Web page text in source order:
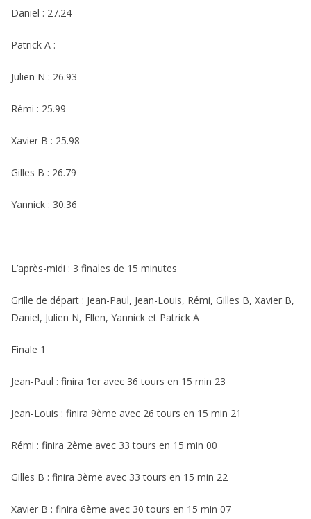
Daniel : 27.24
Patrick A : —
Julien N : 26.93
Rémi : 25.99
Xavier B : 25.98
Gilles B : 26.79
Yannick : 30.36
L’après-midi : 3 finales de 15 minutes
Grille de départ : Jean-Paul, Jean-Louis, Rémi, Gilles B, Xavier B,
Daniel, Julien N, Ellen, Yannick et Patrick A
Finale 1
Jean-Paul : finira 1er avec 36 tours en 15 min 23
Jean-Louis : finira 9ème avec 26 tours en 15 min 21
Rémi : finira 2ème avec 33 tours en 15 min 00
Gilles B : finira 3ème avec 33 tours en 15 min 22
Xavier B : finira 6ème avec 30 tours en 15 min 07